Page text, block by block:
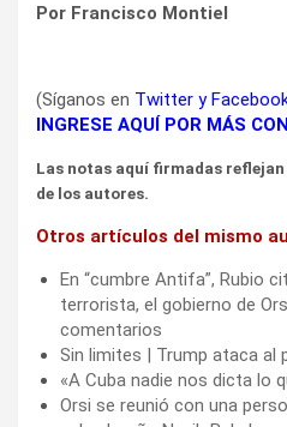
Por Francisco Montiel
(Síganos en Twitter y
INGRESE AQUÍ POR MÁS
Las notas aquí firmadas
de los autores.
Otros artículos del mismo
En “cumbre Antifa”, Rubio
terrorista, el gobierno de
comentarios
Sin limites | Trump ataca al
«A Cuba nadie nos dicta lo
Orsi se reunió con una